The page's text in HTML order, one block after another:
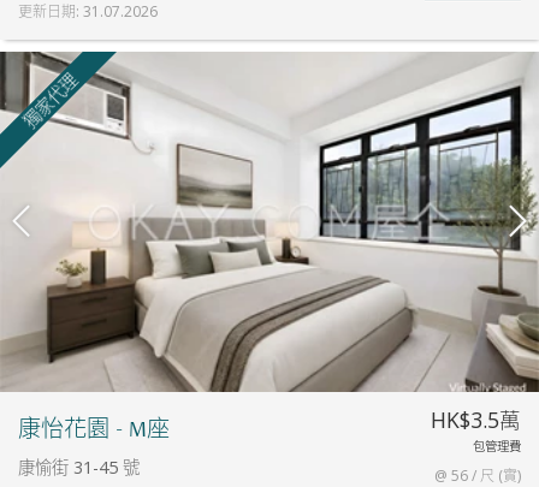
更新日期: 31.07.2026
康怡花園 - M座
康愉街 31-45 號
HK$3.5萬
包管理費
@ 56 / 尺 (實)
獨家代理